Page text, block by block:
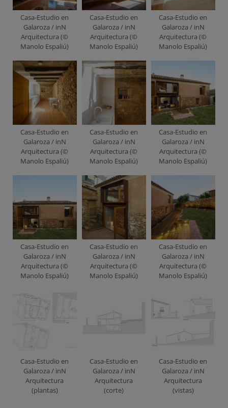
Casa-Estudio en
Galaroza / inN
Arquitectura (©
Manolo Espaliú)
Casa-Estudio en
Galaroza / inN
Arquitectura (©
Manolo Espaliú)
Casa-Estudio en
Galaroza / inN
Arquitectura (©
Manolo Espaliú)
Casa-Estudio en
Galaroza / inN
Arquitectura (©
Manolo Espaliú)
Casa-Estudio en
Galaroza / inN
Arquitectura (©
Manolo Espaliú)
Casa-Estudio en
Galaroza / inN
Arquitectura (©
Manolo Espaliú)
Casa-Estudio en
Galaroza / inN
Arquitectura (©
Manolo Espaliú)
Casa-Estudio en
Galaroza / inN
Arquitectura (©
Manolo Espaliú)
Casa-Estudio en
Galaroza / inN
Arquitectura (©
Manolo Espaliú)
Casa-Estudio en
Galaroza / inN
Arquitectura
(plantas)
Casa-Estudio en
Galaroza / inN
Arquitectura
(corte)
Casa-Estudio en
Galaroza / inN
Arquitectura
(vistas)